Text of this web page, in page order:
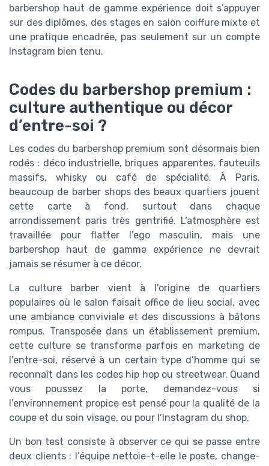
barbershop haut de gamme expérience doit s’appuyer
sur des diplômes, des stages en salon coiffure mixte et
une pratique encadrée, pas seulement sur un compte
Instagram bien tenu.
Codes du barbershop premium :
culture authentique ou décor
d’entre-soi ?
Les codes du barbershop premium sont désormais bien
rodés : déco industrielle, briques apparentes, fauteuils
massifs, whisky ou café de spécialité. À Paris,
beaucoup de barber shops des beaux quartiers jouent
cette carte à fond, surtout dans chaque
arrondissement paris très gentrifié. L’atmosphère est
travaillée pour flatter l’ego masculin, mais une
barbershop haut de gamme expérience ne devrait
jamais se résumer à ce décor.
La culture barber vient à l’origine de quartiers
populaires où le salon faisait office de lieu social, avec
une ambiance conviviale et des discussions à bâtons
rompus. Transposée dans un établissement premium,
cette culture se transforme parfois en marketing de
l’entre-soi, réservé à un certain type d’homme qui se
reconnaît dans les codes hip hop ou streetwear. Quand
vous poussez la porte, demandez-vous si
l’environnement propice est pensé pour la qualité de la
coupe et du soin visage, ou pour l’Instagram du shop.
Un bon test consiste à observer ce qui se passe entre
deux clients : l’équipe nettoie-t-elle le poste, change-